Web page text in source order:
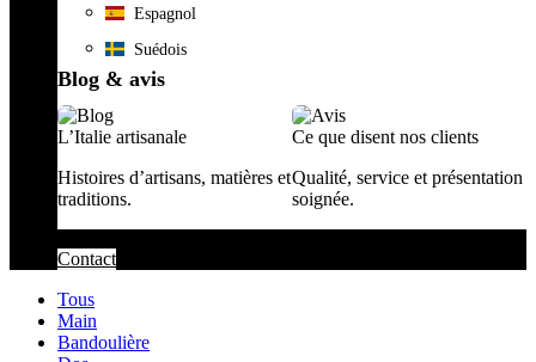
Espagnol
Suédois
Blog & avis
L’Italie artisanale
Histoires d’artisans, matières et
traditions.
Ce que disent nos clients
Qualité, service et présentation
soignée.
Contact
Tous
Main
Bandoulière